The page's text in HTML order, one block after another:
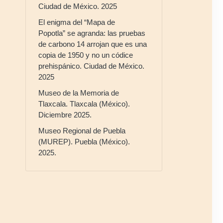
Ciudad de México. 2025
El enigma del “Mapa de
Popotla” se agranda: las pruebas
de carbono 14 arrojan que es una
copia de 1950 y no un códice
prehispánico. Ciudad de México.
2025
Museo de la Memoria de
Tlaxcala. Tlaxcala (México).
Diciembre 2025.
Museo Regional de Puebla
(MUREP). Puebla (México).
2025.